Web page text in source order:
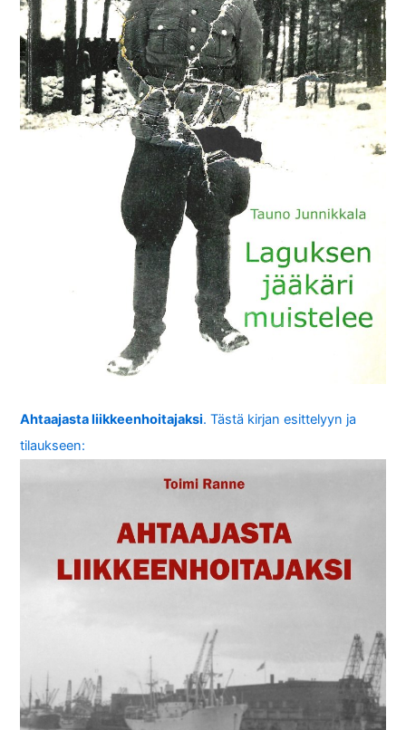
Ahtaajasta liikkeenhoitajaksi. Tästä kirjan esittelyyn ja
tilaukseen: